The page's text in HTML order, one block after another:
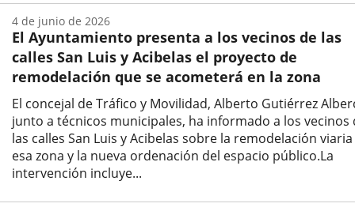
la
noticia
El Ayuntamiento presenta a los vecinos de las
calles San Luis y Acibelas el proyecto de
remodelación que se acometerá en la zona
El concejal de Tráfico y Movilidad, Alberto Gutiérrez
junto a técnicos municipales, ha informado a los vecinos
las calles San Luis y Acibelas sobre la remodelación
esa zona y la nueva ordenación del espacio público.La
intervención incluye...
4 de junio de 2026